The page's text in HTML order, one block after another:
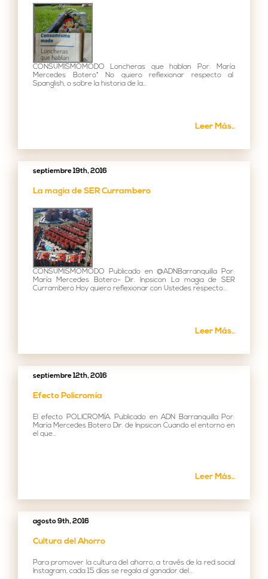
CONSUMISMOMODO Loncheras que hablan Por: María
Mercedes Botero* No quiero reflexionar respecto al
Spanglish, o sobre la historia de la...
Leer Más..
septiembre 19th, 2016
La magia de SER Currambero
CONSUMISMOMODO Publicado en @ADNBarranquilla Por:
María Mercedes Botero- Dir. Inpsicon La magia de SER
Currambero Hoy quiero reflexionar con Ustedes respecto...
Leer Más..
septiembre 12th, 2016
Efecto Policromía
El efecto POLICROMÍA. Publicado en ADN Barranquilla Por:
María Mercedes Botero Dir. de Inpsicon Cuando el entorno en
el que...
Leer Más..
agosto 9th, 2016
Cultura del Ahorro
Para promover la cultura del ahorro, a través de la red social
Instagram, cada 15 días se regala al ganador del...